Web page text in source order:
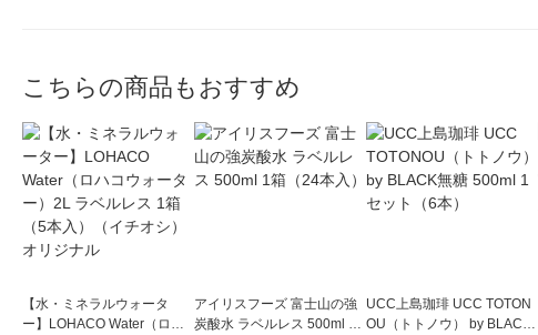
こちらの商品もおすすめ
【水・ミネラルウォータ
ー】LOHACO Water（ロハ
アイリスフーズ 富士山の強
炭酸水 ラベルレス 500ml 1
UCC上島珈琲 UCC TOTON
OU（トトノウ） by BLACK